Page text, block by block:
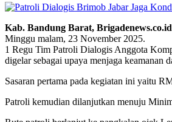
Kab. Bandung Barat, Brigadenews.co.id
Minggu malam, 23 November 2025.
1 Regu Tim Patroli Dialogis Anggota
digelar sebagai upaya menjaga keamanan
Sasaran pertama pada kegiatan ini yaitu
Patroli kemudian dilanjutkan menuju